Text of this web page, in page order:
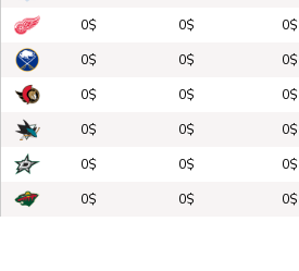
0$
0$ 0$
0$
0$ 0$
0$
0$ 0$
0$
0$ 0$
0$
0$ 0$
0$
0$ 0$